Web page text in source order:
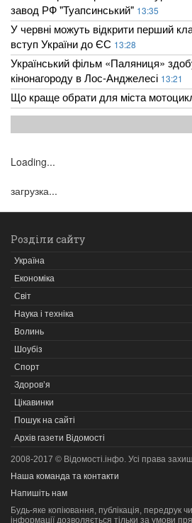
завод РФ "Туапсинський" 13:35
У червні можуть відкрити перший
вступ України до ЄС 13:28
Український фільм «Паляниця»
кінонагороду в Лос-Анджелесі 13:21
Що краще обрати для міста
Loading...
загрузка...
Розділи сайту
Україна
Економіка
Світ
Наука і техніка
Волинь
Шоубіз
Спорт
Здоров’я
Цікавинки
Пошук на сайті
Архів газети Відомості
2008-2017 © Відомості.інфо. Усі права
Наша команда та контакти
Напишіть нам
Будь-яке копiювання, публiкацiя, передрук
iнформацiї дозволяється тільки за умови